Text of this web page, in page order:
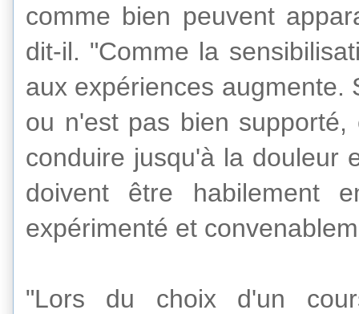
comme bien peuvent
dit-il. "Comme la
aux expériences augmente.
ou n'est pas bien supporté,
conduire jusqu'à la douleur
doivent être
habilement
expérimenté et
"Lors du choix d'un